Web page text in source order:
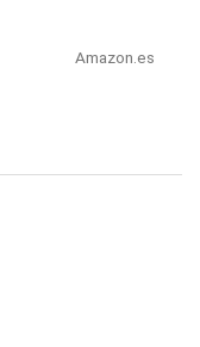
Amazon.es